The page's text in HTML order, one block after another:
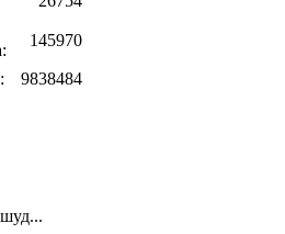
145970
9838484